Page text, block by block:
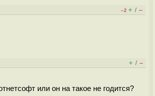
–2 + / –
+ / –
или он на такое не годится?